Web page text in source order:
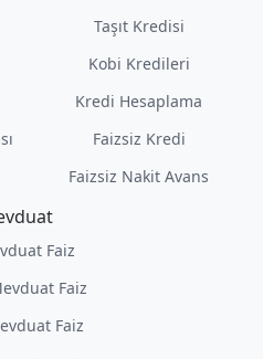
Taşıt Kredisi
Kobi Kredileri
Kredi Hesaplama
Faizsiz Kredi
Faizsiz Nakit Avans
Faiz
Faiz
Faiz